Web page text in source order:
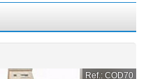
Ref.: COD70